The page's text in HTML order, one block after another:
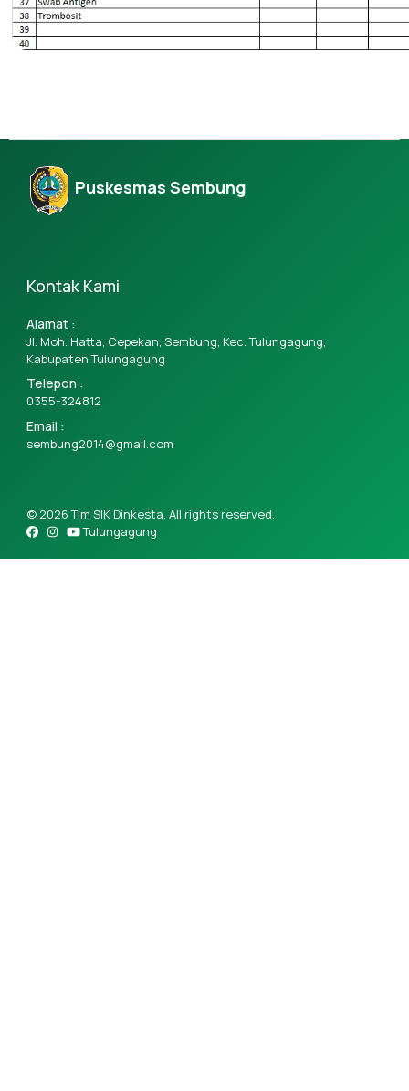
Puskesmas Sembung
Kontak Kami
Alamat :
Jl. Moh. Hatta, Cepekan, Sembung, Kec. Tulungagung,
Kabupaten Tulungagung
Telepon :
0355-324812
Email :
sembung2014@gmail.com
© 2026 Tim SIK Dinkesta, All rights reserved.
Tulungagung